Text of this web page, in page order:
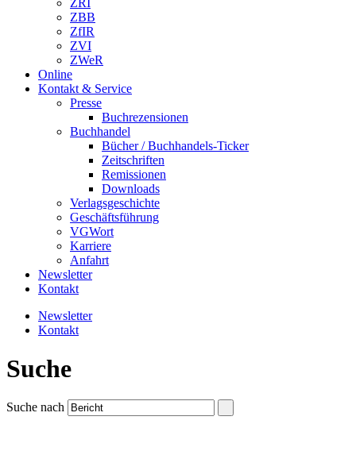
ZRI
ZBB
ZfIR
ZVI
ZWeR
Online
Kontakt & Service
Presse
Buchrezensionen
Buchhandel
Bücher / Buchhandels-Ticker
Zeitschriften
Remissionen
Downloads
Verlagsgeschichte
Geschäftsführung
VGWort
Karriere
Anfahrt
Newsletter
Kontakt
Newsletter
Kontakt
Suche
Suche nach